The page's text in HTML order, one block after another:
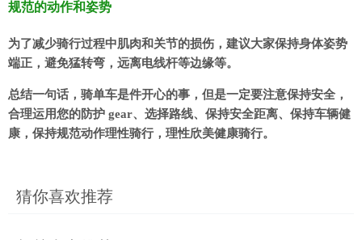
规范的动作和姿势
为了减少骑行过程中肌肉和关节的损伤，建议大家保持身体姿势
端正，避免猛转弯，远离电线杆等边缘等。
总结一句话，骑单车是件开心的事，但是一定要注意保持安全，
合理运用您的防护 gear、选择路线、保持安全距离、保持车辆健
康，保持规范动作理性骑行，理性欣美健康骑行。
猜你喜欢推荐